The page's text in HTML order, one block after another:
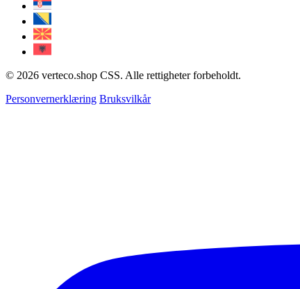
© 2026 verteco.shop CSS. Alle rettigheter forbeholdt.
Personvernerklæring Bruksvilkår